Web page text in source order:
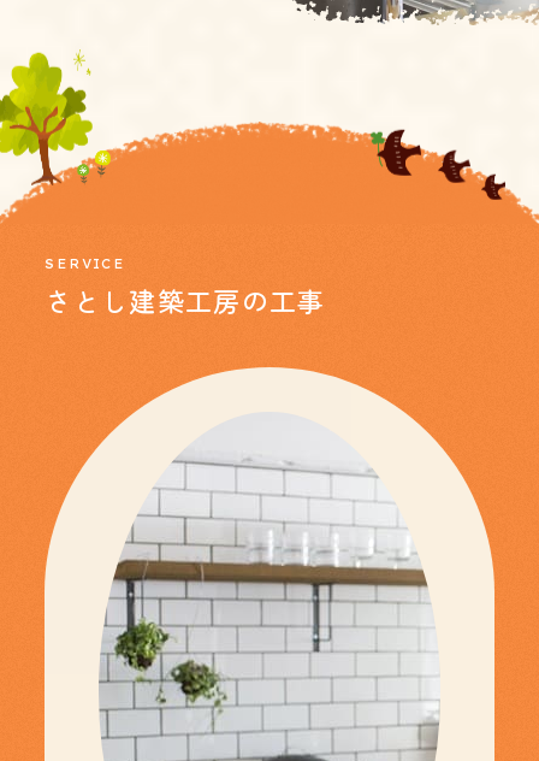
SERVICE
さとし建築工房の工事